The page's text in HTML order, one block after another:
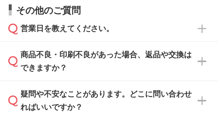
い合わせください。
なお、印刷用データの作り方に関する詳細は、
から添付してお送りください。
しい
解像度の低い画像や、手書きのイラスト、写真
などを、印刷に適したベクターデータに変換し
・フルカラーデータを1色に変換してほしい
お見積・ご注文・
相談いただきますと、担当スタッフがお客様の
ご希望や商品の本体色を確認し、印刷色をご提
本体色がブラック、ネイビーなど濃色の場合は
白色か淡い色の印刷色をおすすめしておりま
本体色がナチュラルなど淡色の場合、印刷をく
っきりと目立たせたいときは濃い印刷色が、柔
らかい雰囲気にしたいときは淡い印刷色が映え
その他のご質問
営業日を教えてください。
営業日は平日の10:00～18:00で、土日祝日はお
休みとなります。注文・見積・お問い合わせ
速やかに対応いたします。
商品不良・印刷不良があった場合、返品や交換は
できますか？
お手数をお掛けいたしますが、至急担当スタッ
フまでご連絡ください。商品の状況を確認し、
疑問や不安なことがあります。どこに問い合わせ
ればいいですか？